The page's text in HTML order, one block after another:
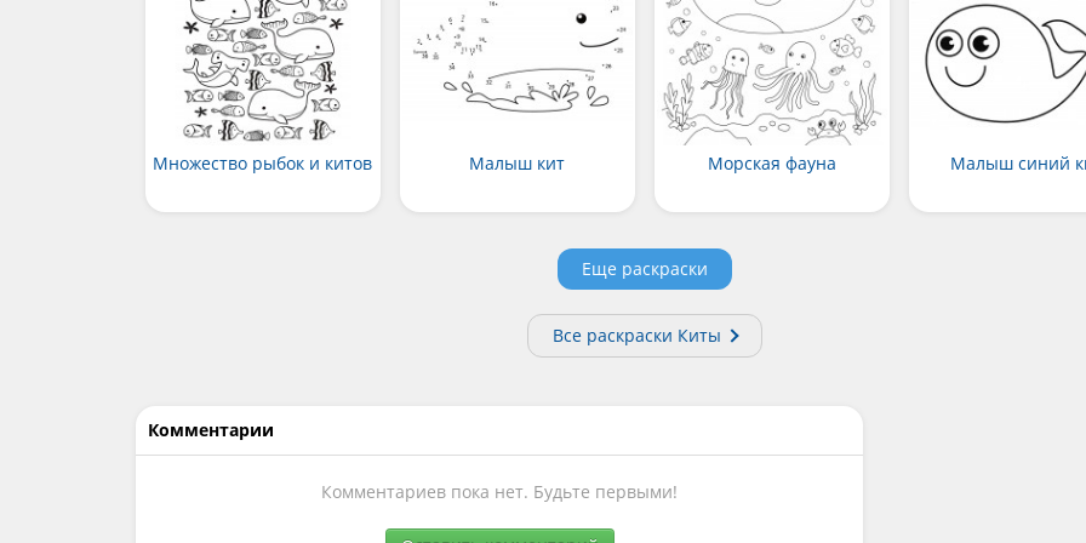
Множество рыбок и китов Малыш кит Морская фауна Малыш синий
Еще раскраски
Все раскраски Киты
Комментарии
Комментариев пока нет. Будьте первыми!